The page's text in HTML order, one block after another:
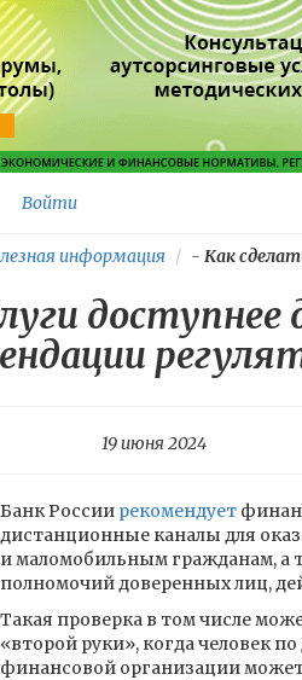
Войти
информация - Как
19 июня 2024
Банк России рекомендует
дистанционные каналы для
и маломобильным гражданам, а
полномочий доверенных лиц,
Такая проверка в том числе
«второй руки», когда человек
финансовой организации